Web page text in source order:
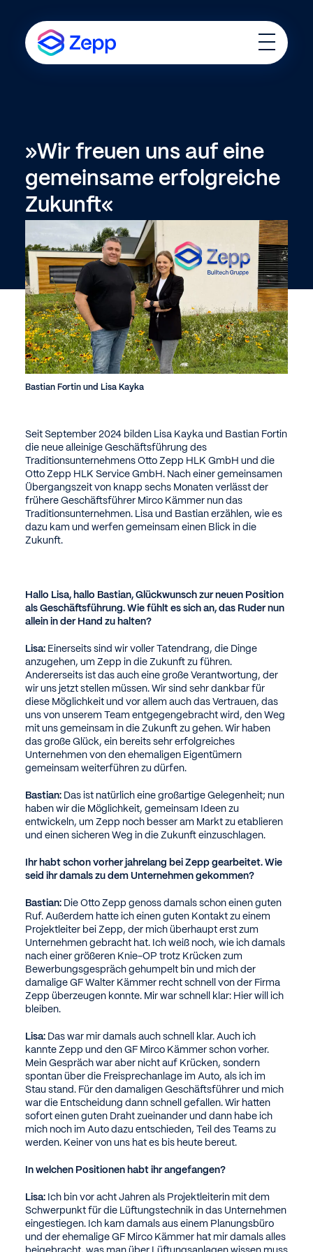
T
o
»Wir freuen uns auf eine
gemeinsame erfolgreiche
Zukunft«
Bastian Fortin und Lisa Kayka
Seit September 2024 bilden Lisa Kayka und Bastian Fortin
die neue alleinige Geschäftsführung des
Traditionsunternehmens Otto Zepp HLK GmbH und die
Otto Zepp HLK Service GmbH. Nach einer gemeinsamen
Übergangszeit von knapp sechs Monaten verlässt der
frühere Geschäftsführer Mirco Kämmer nun das
Traditionsunternehmen. Lisa und Bastian erzählen, wie es
dazu kam und werfen gemeinsam einen Blick in die
Zukunft.
Hallo Lisa, hallo Bastian, Glückwunsch zur neuen Position
als Geschäftsführung. Wie fühlt es sich an, das Ruder nun
allein in der Hand zu halten?
Lisa: Einerseits sind wir voller Tatendrang, die Dinge
anzugehen, um Zepp in die Zukunft zu führen.
Andererseits ist das auch eine große Verantwortung, der
wir uns jetzt stellen müssen. Wir sind sehr dankbar für
diese Möglichkeit und vor allem auch das Vertrauen, das
uns von unserem Team entgegengebracht wird, den Weg
mit uns gemeinsam in die Zukunft zu gehen. Wir haben
das große Glück, ein bereits sehr erfolgreiches
Unternehmen von den ehemaligen Eigentümern
gemeinsam weiterführen zu dürfen.
Bastian: Das ist natürlich eine großartige Gelegenheit; nun
haben wir die Möglichkeit, gemeinsam Ideen zu
entwickeln, um Zepp noch besser am Markt zu etablieren
und einen sicheren Weg in die Zukunft einzuschlagen.
Ihr habt schon vorher jahrelang bei Zepp gearbeitet. Wie
seid ihr damals zu dem Unternehmen gekommen?
Bastian: Die Otto Zepp genoss damals schon einen guten
Ruf. Außerdem hatte ich einen guten Kontakt zu einem
Projektleiter bei Zepp, der mich überhaupt erst zum
Unternehmen gebracht hat. Ich weiß noch, wie ich damals
nach einer größeren Knie-OP trotz Krücken zum
Bewerbungsgespräch gehumpelt bin und mich der
damalige GF Walter Kämmer recht schnell von der Firma
Zepp überzeugen konnte. Mir war schnell klar: Hier will ich
bleiben.
Lisa: Das war mir damals auch schnell klar. Auch ich
kannte Zepp und den GF Mirco Kämmer schon vorher.
Mein Gespräch war aber nicht auf Krücken, sondern
spontan über die Freisprechanlage im Auto, als ich im
Stau stand. Für den damaligen Geschäftsführer und mich
war die Entscheidung dann schnell gefallen. Wir hatten
sofort einen guten Draht zueinander und dann habe ich
mich noch im Auto dazu entschieden, Teil des Teams zu
werden. Keiner von uns hat es bis heute bereut.
In welchen Positionen habt ihr angefangen?
Lisa: Ich bin vor acht Jahren als Projektleiterin mit dem
Schwerpunkt für die Lüftungstechnik in das Unternehmen
eingestiegen. Ich kam damals aus einem Planungsbüro
und der ehemalige GF Mirco Kämmer hat mir damals alles